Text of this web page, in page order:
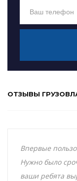
ОТЗЫВЫ
Впервые
Нужно было
ваши ребята